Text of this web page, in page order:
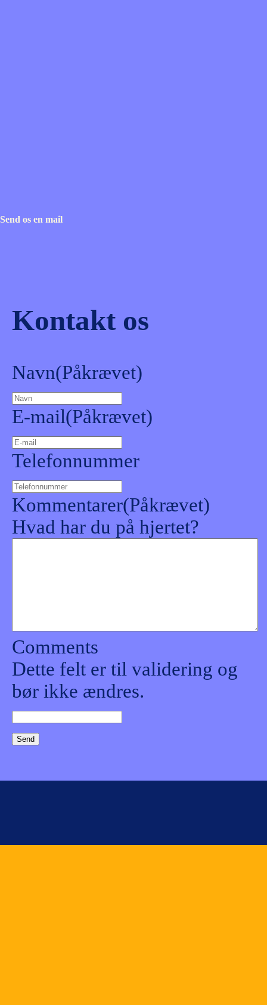
Send os en mail
Kontakt os
Navn(Påkrævet)
E-mail(Påkrævet)
Telefonnummer
Kommentarer(Påkrævet)
Hvad har du på hjertet?
Comments
Dette felt er til validering og
bør ikke ændres.